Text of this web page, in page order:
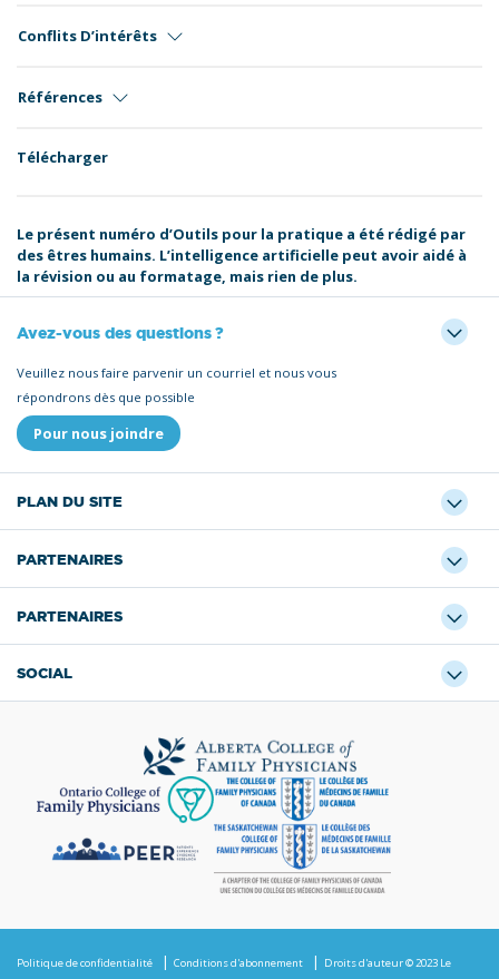
Conflits D’intérêts
Références
Télécharger
Le présent numéro d’Outils pour la pratique a été rédigé par
des êtres humains. L’intelligence artificielle peut avoir aidé à
la révision ou au formatage, mais rien de plus.
Avez-vous des questions ?
Veuillez nous faire parvenir un courriel et nous vous
répondrons dès que possible
Pour nous joindre
PLAN DU SITE
PARTENAIRES
PARTENAIRES
SOCIAL
Politique de confidentialité Conditions d'abonnement Droits d'auteur © 2023 Le